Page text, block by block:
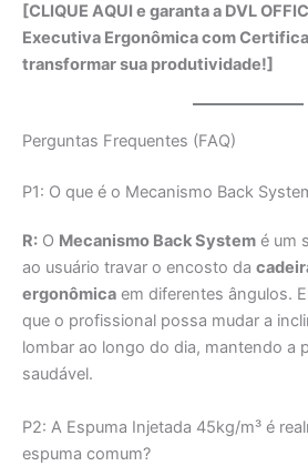
[CLIQUE AQUI e garanta a DVL
Executiva Ergonômica com
transformar sua produtividade!]
Perguntas Frequentes (FAQ)
P1: O que é o Mecanismo Back
R: O Mecanismo Back System é um
ao usuário travar o encosto da
ergonômica em diferentes ângulos.
que o profissional possa mudar a
lombar ao longo do dia, mantendo a
saudável.
P2: A Espuma Injetada 45kg/m³ é
espuma comum?